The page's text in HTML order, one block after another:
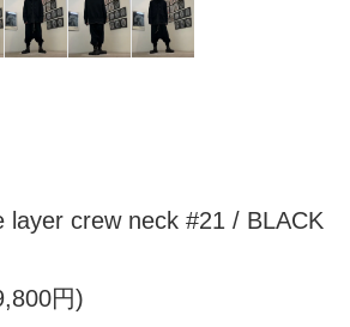
layer crew neck #21 / BLACK
円)